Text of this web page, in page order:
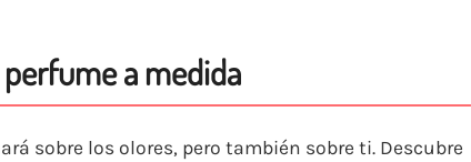
perfume a medida
sobre los olores, pero también sobre ti. Descubre